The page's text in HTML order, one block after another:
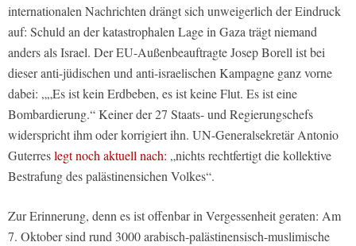
internationalen Nachrichten drängt sich unweigerlich der Eindruck
auf: Schuld an der katastrophalen Lage in Gaza trägt niemand
anders als Israel. Der EU-Außenbeauftragte Josep Borell ist bei
dieser anti-jüdischen und anti-israelischen Kampagne ganz vorne
dabei: „„Es ist kein Erdbeben, es ist keine Flut. Es ist eine
Bombardierung.“ Keiner der 27 Staats- und Regierungschefs
widerspricht ihm oder korrigiert ihn. UN-Generalsekretär Antonio
Guterreslegt noch aktuell nach: „nichts rechtfertigt die kollektive
Bestrafung des palästinensichen Volkes“.
Zur Erinnerung, denn es ist offenbar in Vergessenheit geraten: Am
7. Oktober sind rund 3000 arabisch-palästinensisch-muslimische